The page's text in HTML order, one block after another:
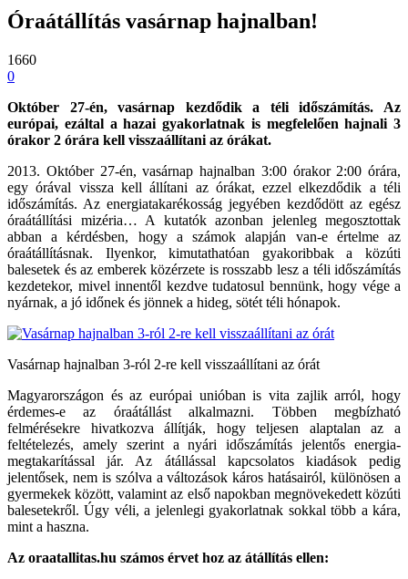
Óraátállítás vasárnap hajnalban!
1660
0
Október 27-én, vasárnap kezdődik a téli időszámítás. Az
európai, ezáltal a hazai gyakorlatnak is megfelelően hajnali 3
órakor 2 órára kell visszaállítani az órákat.
2013. Október 27-én, vasárnap hajnalban 3:00 órakor 2:00 órára,
egy órával vissza kell állítani az órákat, ezzel elkezdődik a téli
időszámítás. Az energiatakarékosság jegyében kezdődött az egész
óraátállítási mizéria… A kutatók azonban jelenleg megosztottak
abban a kérdésben, hogy a számok alapján van-e értelme az
óraátállításnak. Ilyenkor, kimutathatóan gyakoribbak a közúti
balesetek és az emberek közérzete is rosszabb lesz a téli időszámítás
kezdetekor, mivel innentől kezdve tudatosul bennünk, hogy vége a
nyárnak, a jó időnek és jönnek a hideg, sötét téli hónapok.
Vasárnap hajnalban 3-ról 2-re kell visszaállítani az órát
Magyarországon és az európai unióban is vita zajlik arról, hogy
érdemes-e az óraátállást alkalmazni. Többen megbízható
felmérésekre hivatkozva állítják, hogy teljesen alaptalan az a
feltételezés, amely szerint a nyári időszámítás jelentős energia-
megtakarítással jár. Az átállással kapcsolatos kiadások pedig
jelentősek, nem is szólva a változások káros hatásairól, különösen a
gyermekek között, valamint az első napokban megnövekedett közúti
balesetekről. Úgy véli, a jelenlegi gyakorlatnak sokkal több a kára,
mint a haszna.
Az oraatallitas.hu számos érvet hoz az átállítás ellen: